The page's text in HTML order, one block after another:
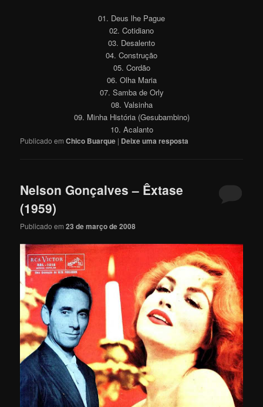
01. Deus lhe Pague
02. Cotidiano
03. Desalento
04. Construção
05. Cordão
06. Olha Maria
07. Samba de Orly
08. Valsinha
09. Minha História (Gesubambino)
10. Acalanto
Publicado em Chico Buarque | Deixe uma resposta
Nelson Gonçalves – Êxtase
(1959)
Publicado em23 de março de 2008